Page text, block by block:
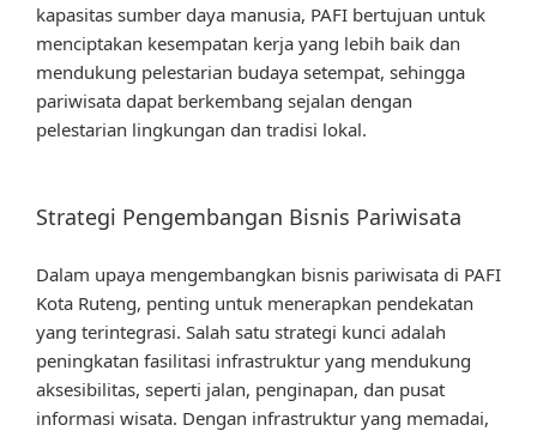
kapasitas sumber daya manusia, PAFI bertujuan untuk
menciptakan kesempatan kerja yang lebih baik dan
mendukung pelestarian budaya setempat, sehingga
pariwisata dapat berkembang sejalan dengan
pelestarian lingkungan dan tradisi lokal.
Strategi Pengembangan Bisnis Pariwisata
Dalam upaya mengembangkan bisnis pariwisata di PAFI
Kota Ruteng, penting untuk menerapkan pendekatan
yang terintegrasi. Salah satu strategi kunci adalah
peningkatan fasilitasi infrastruktur yang mendukung
aksesibilitas, seperti jalan, penginapan, dan pusat
informasi wisata. Dengan infrastruktur yang memadai,